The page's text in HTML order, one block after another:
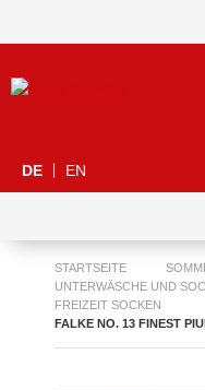
DE EN
STARTSEITE
UNTERWÄSCHE UND
FREIZEIT SOCKEN
FALKE NO. 13 FINEST